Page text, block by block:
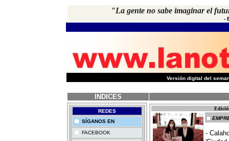
"La gente no sabe imaginar el
-
Versión digital del
INDICES